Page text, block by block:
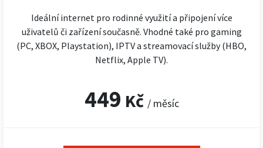
Ideální internet pro rodinné využití a připojení více
uživatelů či zařízení současně. Vhodné také pro gaming
(PC, XBOX, Playstation), IPTV a streamovací služby (HBO,
Netflix, Apple TV).
449 Kč / měsíc